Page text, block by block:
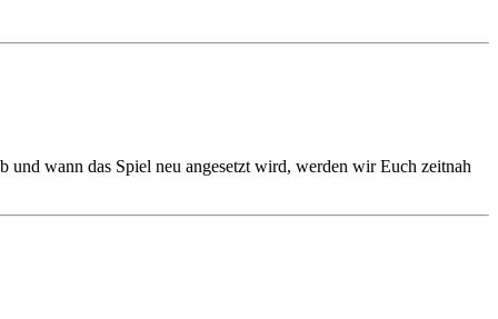
und wann das Spiel neu angesetzt wird, werden wir Euch zeitnah